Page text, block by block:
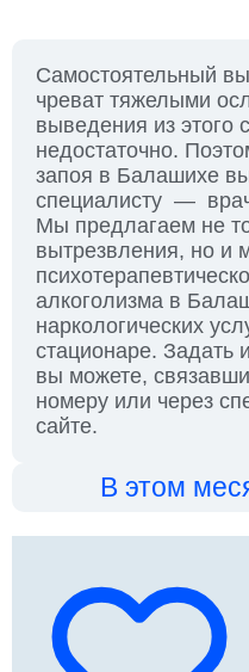
Самостоятельный
чреват тяжелыми
выведения из этого
недостаточно.
запоя в Балашихе
специалисту —
Мы предлагаем не
вытрезвления, но и
алкоголизма в
наркологических
стационаре. Задать
вы можете,
номеру или через
сайте.
В этом